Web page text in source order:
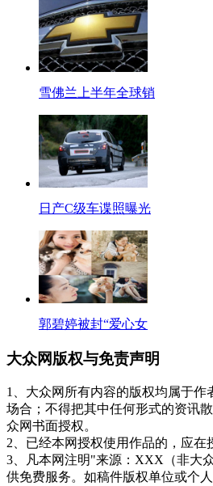
雪佛兰上半年全球销
日产C级车谍照曝光
郭碧婷被封“爱心女
大众网版权与免责声明
1、大众网所有内容的版权均属于
场合；不得把其中任何形式的资讯
众网书面授权。
2、已经本网授权使用作品的，应在
3、凡本网注明"来源：XXX（非大
供免费服务。如稿件版权单位或个